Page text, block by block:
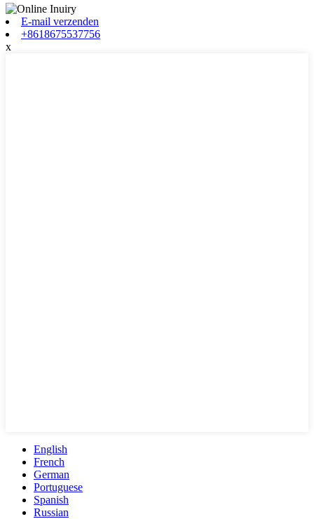
E-mail verzenden
+8618675537756
x
English
French
German
Portuguese
Spanish
Russian